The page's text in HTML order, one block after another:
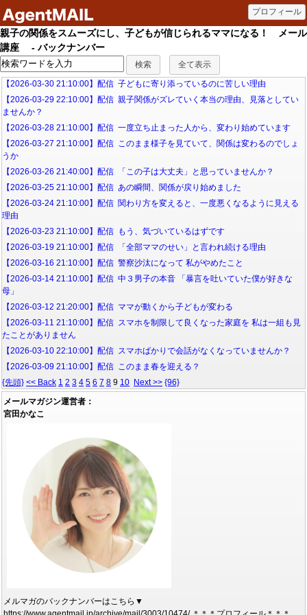
親子の関係をスムーズにし、子どもが信じられるママになる！ メール
講座 - バックナンバー
【2026-03-30 21:10:00】配信 子どもに寄り添っているのに苦しい理由
【2026-03-29 22:10:00】配信 親子関係がズレていく本当の理由、見落としてい
ませんか？
【2026-03-28 21:10:00】配信 一度立ち止まった人から、変わり始めています
【2026-03-27 21:10:00】配信 このまま様子を見ていて、関係は変わるのでしょ
うか
【2026-03-26 21:40:00】配信 「この子は大丈夫」と思っていませんか？
【2026-03-25 21:10:00】配信 あの瞬間、関係が戻り始めました
【2026-03-24 21:10:00】配信 関わり方を変えると、一度悪くなるように見える
理由
【2026-03-23 21:10:00】配信 もう、気づいているはずです
【2026-03-19 21:10:00】配信 「全部ママのせい」と言われ続ける理由
【2026-03-16 21:10:00】配信 警察沙汰になって 私がやめたこと
【2026-03-14 21:10:00】配信 中３男子の本音 「暴言を吐いていた僕が好きな
母」
【2026-03-12 21:20:00】配信 ママが動くから子どもが変わる
【2026-03-11 21:10:00】配信 スマホを制限して良くなった家庭を 私は一組も見
たことがありません
【2026-03-10 22:10:00】配信 スマホばかりで会話がなくなっていませんか？
【2026-03-09 21:10:00】配信 このまま春を迎える？
{先頭} << Back 1 2 3 4 5 6 7 8 9 10 Next >> {96}
メールマガジン運営者：
宮田かなこ
メルマガのバックナンバーはこちら▼